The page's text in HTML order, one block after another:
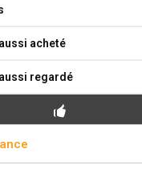
acheté
regardé